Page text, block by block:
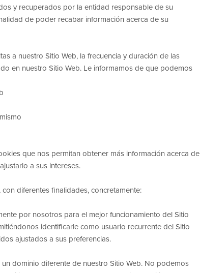
y recuperados por la entidad responsable de su
de poder recabar información acerca de su
a nuestro Sitio Web, la frecuencia y duración de las
en nuestro Sitio Web. Le informamos de que podemos
que nos permitan obtener más información acerca de
a sus intereses.
diferentes finalidades, concretamente:
por nosotros para el mejor funcionamiento del Sitio
identificarle como usuario recurrente del Sitio
ajustados a sus preferencias.
dominio diferente de nuestro Sitio Web. No podemos